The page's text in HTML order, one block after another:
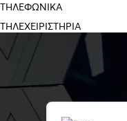
ΤΗΛΕΦΩΝΙΚΑ
ΤΗΛΕΧΕΙΡΙΣΤΉΡΙΑ